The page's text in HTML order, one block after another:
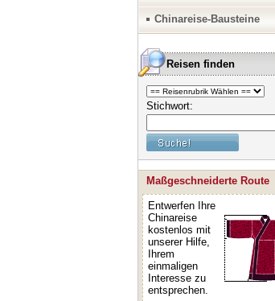
Chinareise-Bausteine
Reisen finden
Stichwort:
Maßgeschneiderte Route
Entwerfen Ihre
Chinareise
kostenlos mit
unserer Hilfe,
Ihrem
einmaligen
Interesse zu
entsprechen.